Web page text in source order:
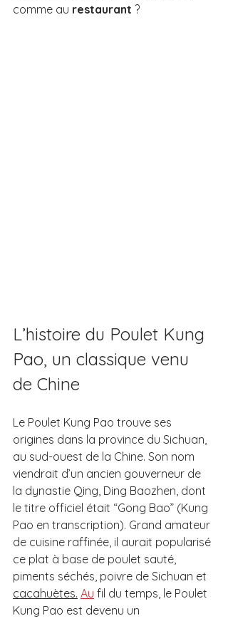
comme au restaurant ?
L’histoire du Poulet Kung
Pao, un classique venu
de Chine
Le Poulet Kung Pao trouve ses
origines dans la province du Sichuan,
au sud-ouest de la Chine. Son nom
viendrait d’un ancien gouverneur de
la dynastie Qing, Ding Baozhen, dont
le titre officiel était “Gong Bao” (Kung
Pao en transcription). Grand amateur
de cuisine raffinée, il aurait popularisé
ce plat à base de poulet sauté,
piments séchés, poivre de Sichuan et
cacahuètes. Au fil du temps, le Poulet
Kung Pao est devenu un